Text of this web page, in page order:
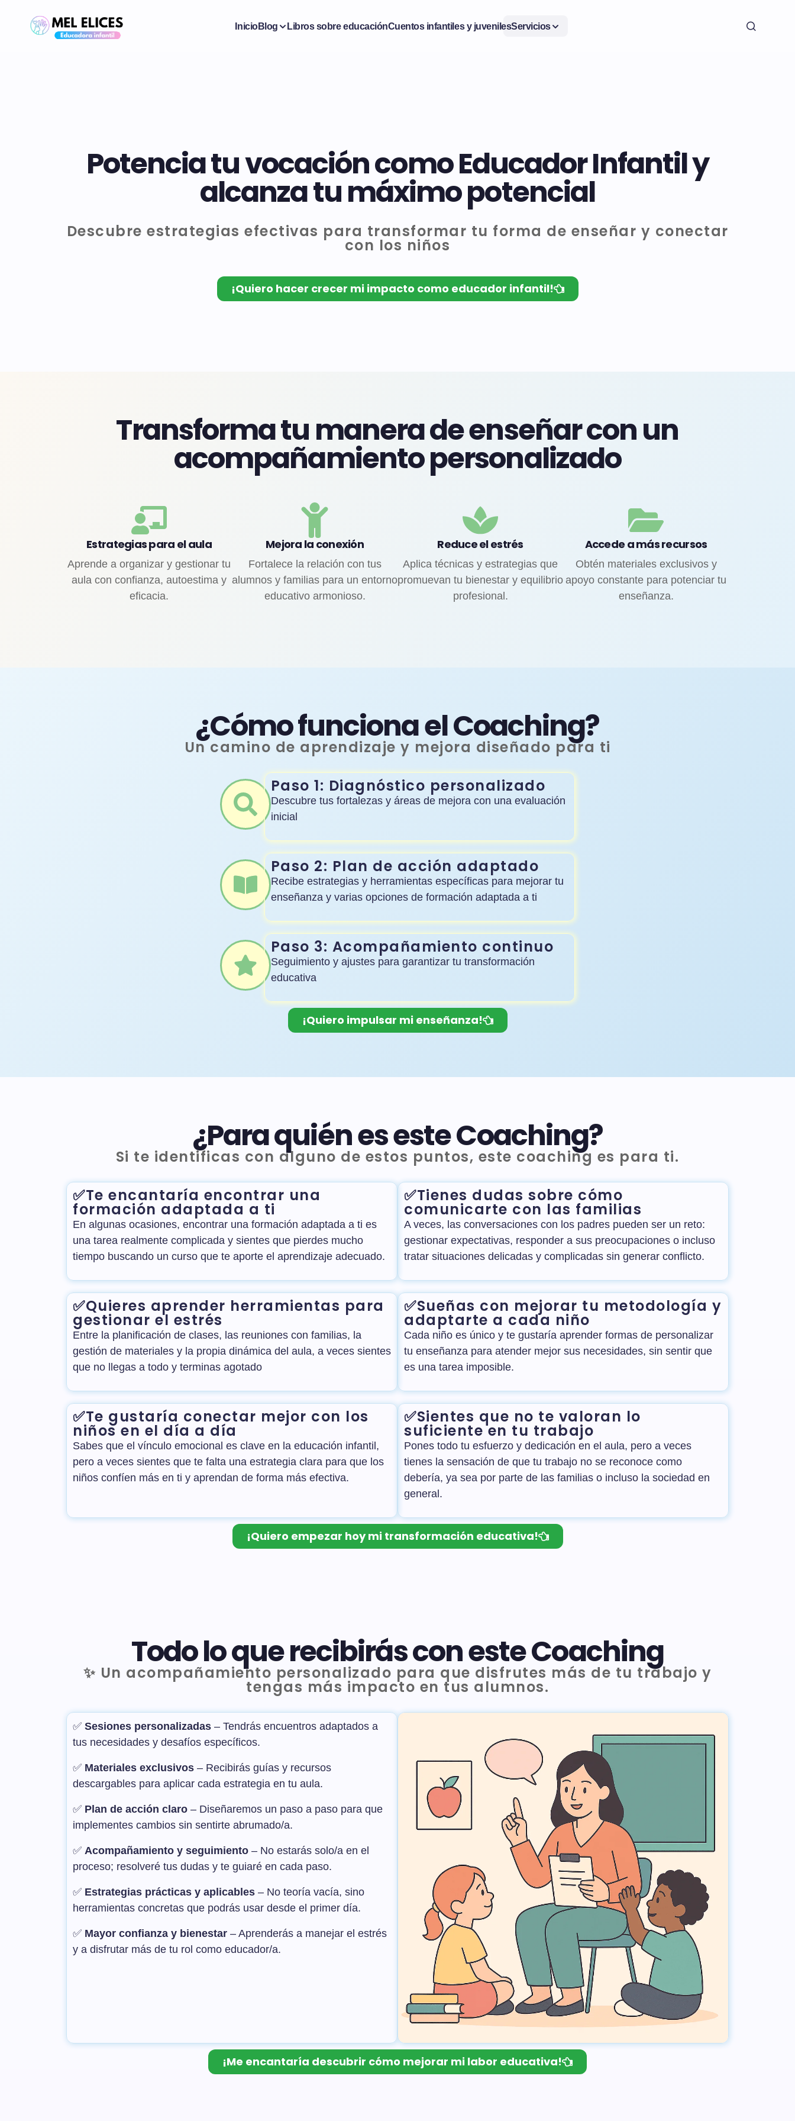
InicioBlog Libros sobre educaciónCuentos infantiles y juvenilesServicios
Potencia tu vocación como Educador Infantil y
alcanza tu máximo potencial
Descubre estrategias efectivas para transformar tu forma de enseñar y conectar
con los niños
¡Quiero hacer crecer mi impacto como educador infantil!
Transforma tu manera de enseñar con un
acompañamiento personalizado
Estrategias para el aula
Aprende a organizar y gestionar tu
aula con confianza, autoestima y
eficacia.
Mejora la conexión
Fortalece la relación con tus
alumnos y familias para un entorno
educativo armonioso.
Reduce el estrés
Aplica técnicas y estrategias que
promuevan tu bienestar y equilibrio
profesional.
Accede a más recursos
Obtén materiales exclusivos y
apoyo constante para potenciar tu
enseñanza.
¿Cómo funciona el Coaching?
Un camino de aprendizaje y mejora diseñado para ti
Paso 1: Diagnóstico personalizado
Descubre tus fortalezas y áreas de mejora con una evaluación
inicial
Paso 2: Plan de acción adaptado
Recibe estrategias y herramientas específicas para mejorar tu
enseñanza y varias opciones de formación adaptada a ti
Paso 3: Acompañamiento continuo
Seguimiento y ajustes para garantizar tu transformación
educativa
¡Quiero impulsar mi enseñanza!
¿Para quién es este Coaching?
Si te identificas con alguno de estos puntos, este coaching es para ti.
✅Te encantaría encontrar una
formación adaptada a ti
En algunas ocasiones, encontrar una formación adaptada a ti es
una tarea realmente complicada y sientes que pierdes mucho
tiempo buscando un curso que te aporte el aprendizaje adecuado.
✅Tienes dudas sobre cómo
comunicarte con las familias
A veces, las conversaciones con los padres pueden ser un reto:
gestionar expectativas, responder a sus preocupaciones o incluso
tratar situaciones delicadas y complicadas sin generar conflicto.
✅Quieres aprender herramientas para
gestionar el estrés
Entre la planificación de clases, las reuniones con familias, la
gestión de materiales y la propia dinámica del aula, a veces sientes
que no llegas a todo y terminas agotado
✅Sueñas con mejorar tu metodología y
adaptarte a cada niño
Cada niño es único y te gustaría aprender formas de personalizar
tu enseñanza para atender mejor sus necesidades, sin sentir que
es una tarea imposible.
✅Te gustaría conectar mejor con los
niños en el día a día
Sabes que el vínculo emocional es clave en la educación infantil,
pero a veces sientes que te falta una estrategia clara para que los
niños confíen más en ti y aprendan de forma más efectiva.
✅Sientes que no te valoran lo
suficiente en tu trabajo
Pones todo tu esfuerzo y dedicación en el aula, pero a veces
tienes la sensación de que tu trabajo no se reconoce como
debería, ya sea por parte de las familias o incluso la sociedad en
general.
¡Quiero empezar hoy mi transformación educativa!
Todo lo que recibirás con este Coaching
✨ Un acompañamiento personalizado para que disfrutes más de tu trabajo y
tengas más impacto en tus alumnos.
✅ Sesiones personalizadas – Tendrás encuentros adaptados a
tus necesidades y desafíos específicos.
✅ Materiales exclusivos – Recibirás guías y recursos
descargables para aplicar cada estrategia en tu aula.
✅ Plan de acción claro – Diseñaremos un paso a paso para que
implementes cambios sin sentirte abrumado/a.
✅ Acompañamiento y seguimiento – No estarás solo/a en el
proceso; resolveré tus dudas y te guiaré en cada paso.
✅ Estrategias prácticas y aplicables – No teoría vacía, sino
herramientas concretas que podrás usar desde el primer día.
✅ Mayor confianza y bienestar – Aprenderás a manejar el estrés
y a disfrutar más de tu rol como educador/a.
¡Me encantaría descubrir cómo mejorar mi labor educativa!